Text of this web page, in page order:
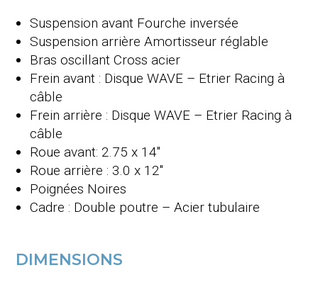
Suspension avant Fourche inversée
Suspension arrièreAmortisseur réglable
Bras oscillantCross acier
Frein avant : Disque WAVE – Etrier Racing à
câble
Frein arrière : Disque WAVE – Etrier Racing à
câble
Roue avant: 2.75 x 14″
Roue arrière : 3.0 x 12″
Poignées Noires
Cadre : Double poutre – Acier tubulaire
DIMENSIONS